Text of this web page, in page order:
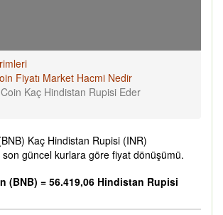
Fiyatı Market Hacmi Nedir
Kaç Hindistan Rupisi Eder
Kaç Hindistan Rupisi (INR)
güncel kurlara göre fiyat dönüşümü.
(BNB) = 56.419,06 Hindistan Rupisi